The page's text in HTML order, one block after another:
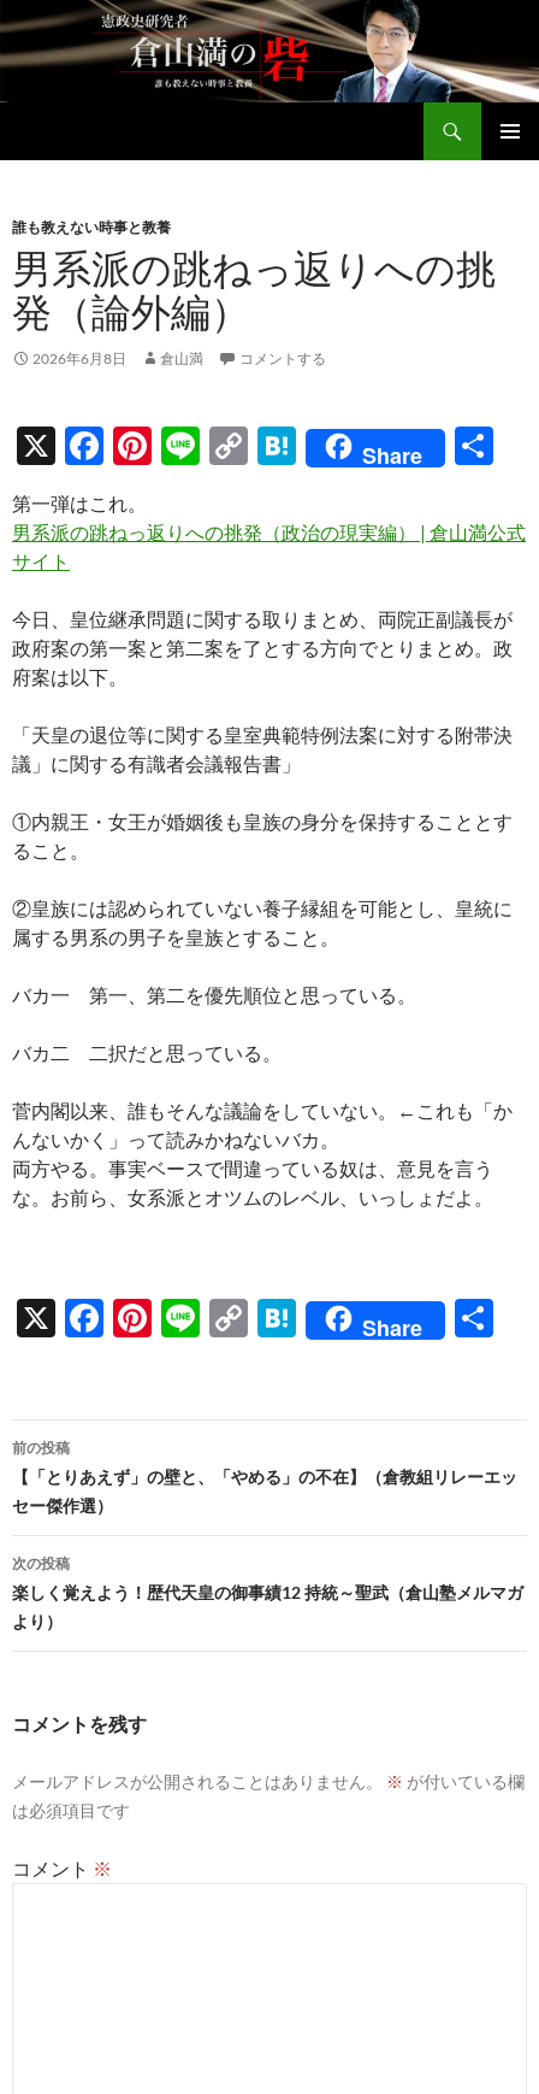
テ
ン
へ
キ
プ
誰も教えない時事と教養
男系派の跳ねっ返りへの挑
発（論外編）
2026年6月8日 倉山満 コメントする
X
F
ac
e
o
o
k
Pi
er
t
Li
e
C
p
Li
n
H
e
a
Share
第一弾はこれ。
男系派の跳ねっ返りへの挑発（政治の現実編） | 倉山満公式
サイト
今日、皇位継承問題に関する取りまとめ、両院正副議長が
政府案の第一案と第二案を了とする方向でとりまとめ。政
府案は以下。
「天皇の退位等に関する皇室典範特例法案に対する附帯決
議」に関する有識者会議報告書」
①内親王・女王が婚姻後も皇族の身分を保持することとす
ること。
②皇族には認められていない養子縁組を可能とし、皇統に
属する男系の男子を皇族とすること。
バカ一 第一、第二を優先順位と思っている。
バカ二 二択だと思っている。
菅内閣以来、誰もそんな議論をしていない。←これも「か
んないかく」って読みかねないバカ。
両方やる。事実ベースで間違っている奴は、意見を言う
な。お前ら、女系派とオツムのレベル、いっしょだよ。
X
F
b
o
k
Pi
es
t
Li
C
y
Li
k
H
n
a
Share
投
稿
ナ
ビ
ゲ
ー
ョ
ン
前の投稿
【「とりあえず」の壁と、「やめる」の不在】（倉教組リレーエッ
セー傑作選）
次の投稿
楽しく覚えよう！歴代天皇の御事績12 持統～聖武（倉山塾メルマガ
より）
コメントを残す
メールアドレスが公開されることはありません。 ※ が付いている欄
は必須項目です
コメント ※